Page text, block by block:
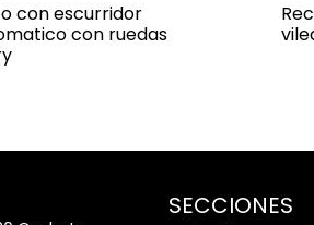
con escurridor
con ruedas
SECCIONES